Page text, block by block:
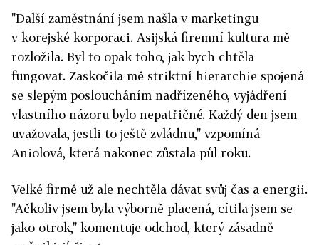
"Další zaměstnání jsem našla v marketingu
v korejské korporaci. Asijská firemní kultura mě
rozložila. Byl to opak toho, jak bych chtěla
fungovat. Zaskočila mě striktní hierarchie spojená
se slepým posloucháním nadřízeného, vyjádření
vlastního názoru bylo nepatřičné. Každý den jsem
uvažovala, jestli to ještě zvládnu," vzpomíná
Aniolová, která nakonec zůstala půl roku.
Velké firmě už ale nechtěla dávat svůj čas a energii.
"Ačkoliv jsem byla výborně placená, cítila jsem se
jako otrok," komentuje odchod, který zásadně